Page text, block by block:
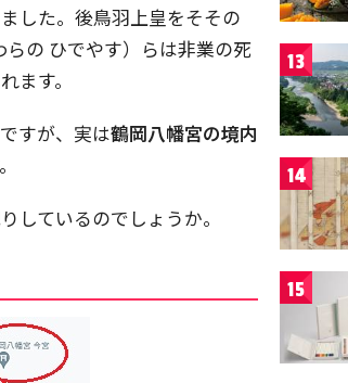
した。後鳥羽上皇をそその
らの ひでやす）らは非業の死
ます。
すが、実は鶴岡八幡宮の境内
しているのでしょうか。
13
14
15